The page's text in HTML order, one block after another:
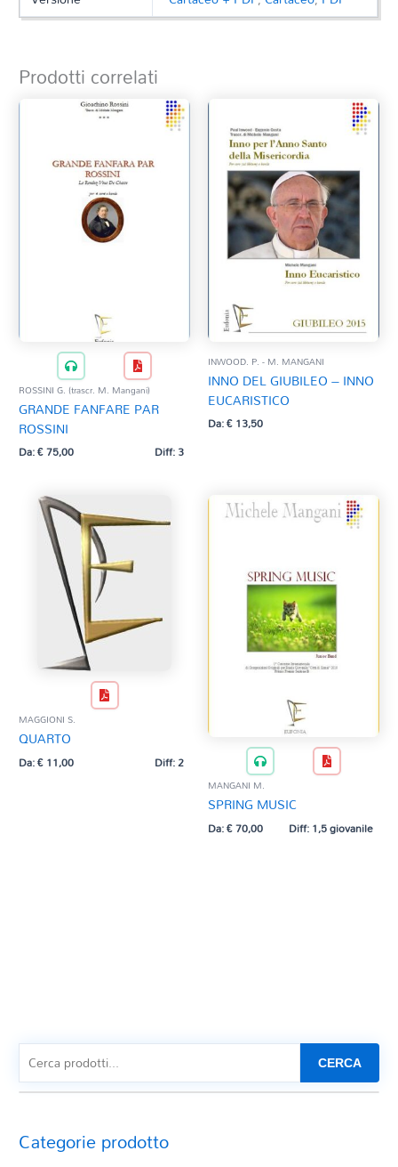
Prodotti correlati
ROSSINI G. (trascr. M. Mangani)
GRANDE FANFARE PAR
ROSSINI
Da:€75,00 Diff: 3
INWOOD. P. - M. MANGANI
INNO DEL GIUBILEO – INNO
EUCARISTICO
Da:€13,50
MAGGIONI S.
QUARTO
Da:€11,00 Diff: 2
MANGANI M.
SPRING MUSIC
Da:€70,00 Diff: 1,5 giovanile
CERCA
Categorie prodotto